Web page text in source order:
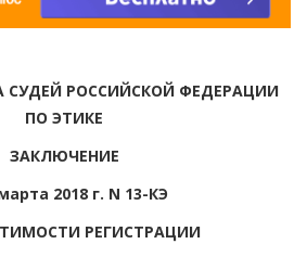
СУДЕЙ РОССИЙСКОЙ ФЕДЕРАЦИИ
ПО ЭТИКЕ
ЗАКЛЮЧЕНИЕ
2018 г. N 13-КЭ
РЕГИСТРАЦИИ